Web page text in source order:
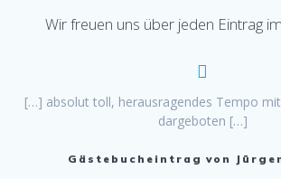
Wir freuen uns über jeden Eintrag
[…] absolut toll, herausragendes Tempo
dargeboten […]
Gästebucheintrag von